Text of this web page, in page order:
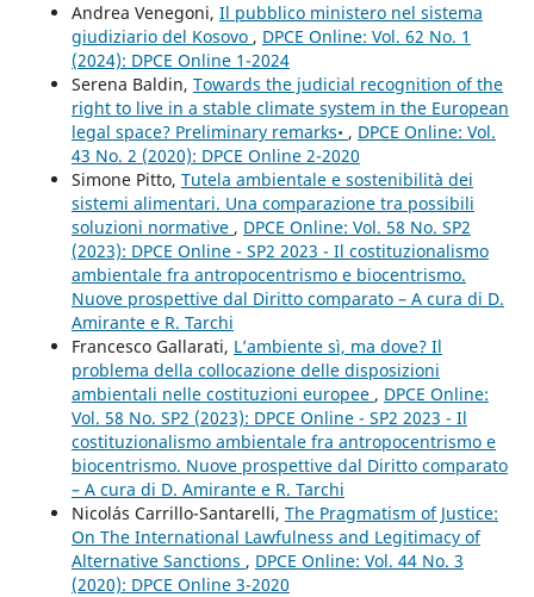
Andrea Venegoni, Il pubblico ministero nel sistema
giudiziario del Kosovo , DPCE Online: Vol. 62 No. 1
(2024): DPCE Online 1-2024
Serena Baldin, Towards the judicial recognition of the
right to live in a stable climate system in the European
legal space? Preliminary remarks• , DPCE Online: Vol.
43 No. 2 (2020): DPCE Online 2-2020
Simone Pitto, Tutela ambientale e sostenibilità dei
sistemi alimentari. Una comparazione tra possibili
soluzioni normative , DPCE Online: Vol. 58 No. SP2
(2023): DPCE Online - SP2 2023 - Il costituzionalismo
ambientale fra antropocentrismo e biocentrismo.
Nuove prospettive dal Diritto comparato – A cura di D.
Amirante e R. Tarchi
Francesco Gallarati, L’ambiente sì, ma dove? Il
problema della collocazione delle disposizioni
ambientali nelle costituzioni europee , DPCE Online:
Vol. 58 No. SP2 (2023): DPCE Online - SP2 2023 - Il
costituzionalismo ambientale fra antropocentrismo e
biocentrismo. Nuove prospettive dal Diritto comparato
– A cura di D. Amirante e R. Tarchi
Nicolás Carrillo-Santarelli, The Pragmatism of Justice:
On The International Lawfulness and Legitimacy of
Alternative Sanctions , DPCE Online: Vol. 44 No. 3
(2020): DPCE Online 3-2020